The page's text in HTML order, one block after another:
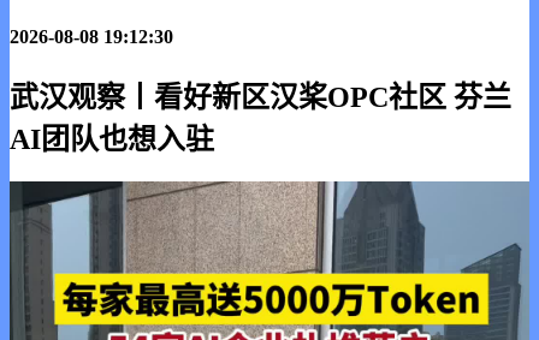
2026-08-08 19:12:30
武汉观察丨看好新区汉桨OPC社区 芬兰
AI团队也想入驻